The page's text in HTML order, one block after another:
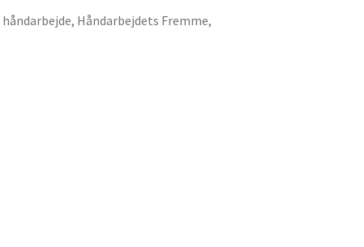
håndarbejde, Håndarbejdets Fremme,